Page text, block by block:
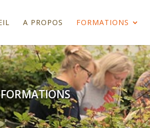
A PROPOS FORMATIONS
FORMATIONS